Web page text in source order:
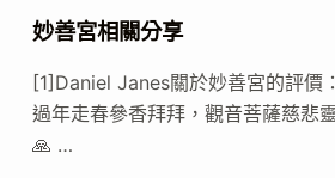
妙善宮相關分享
[1]Daniel Janes關於妙善宮的評價：
過年走春參香拜拜，觀音菩薩慈悲
🙏 …